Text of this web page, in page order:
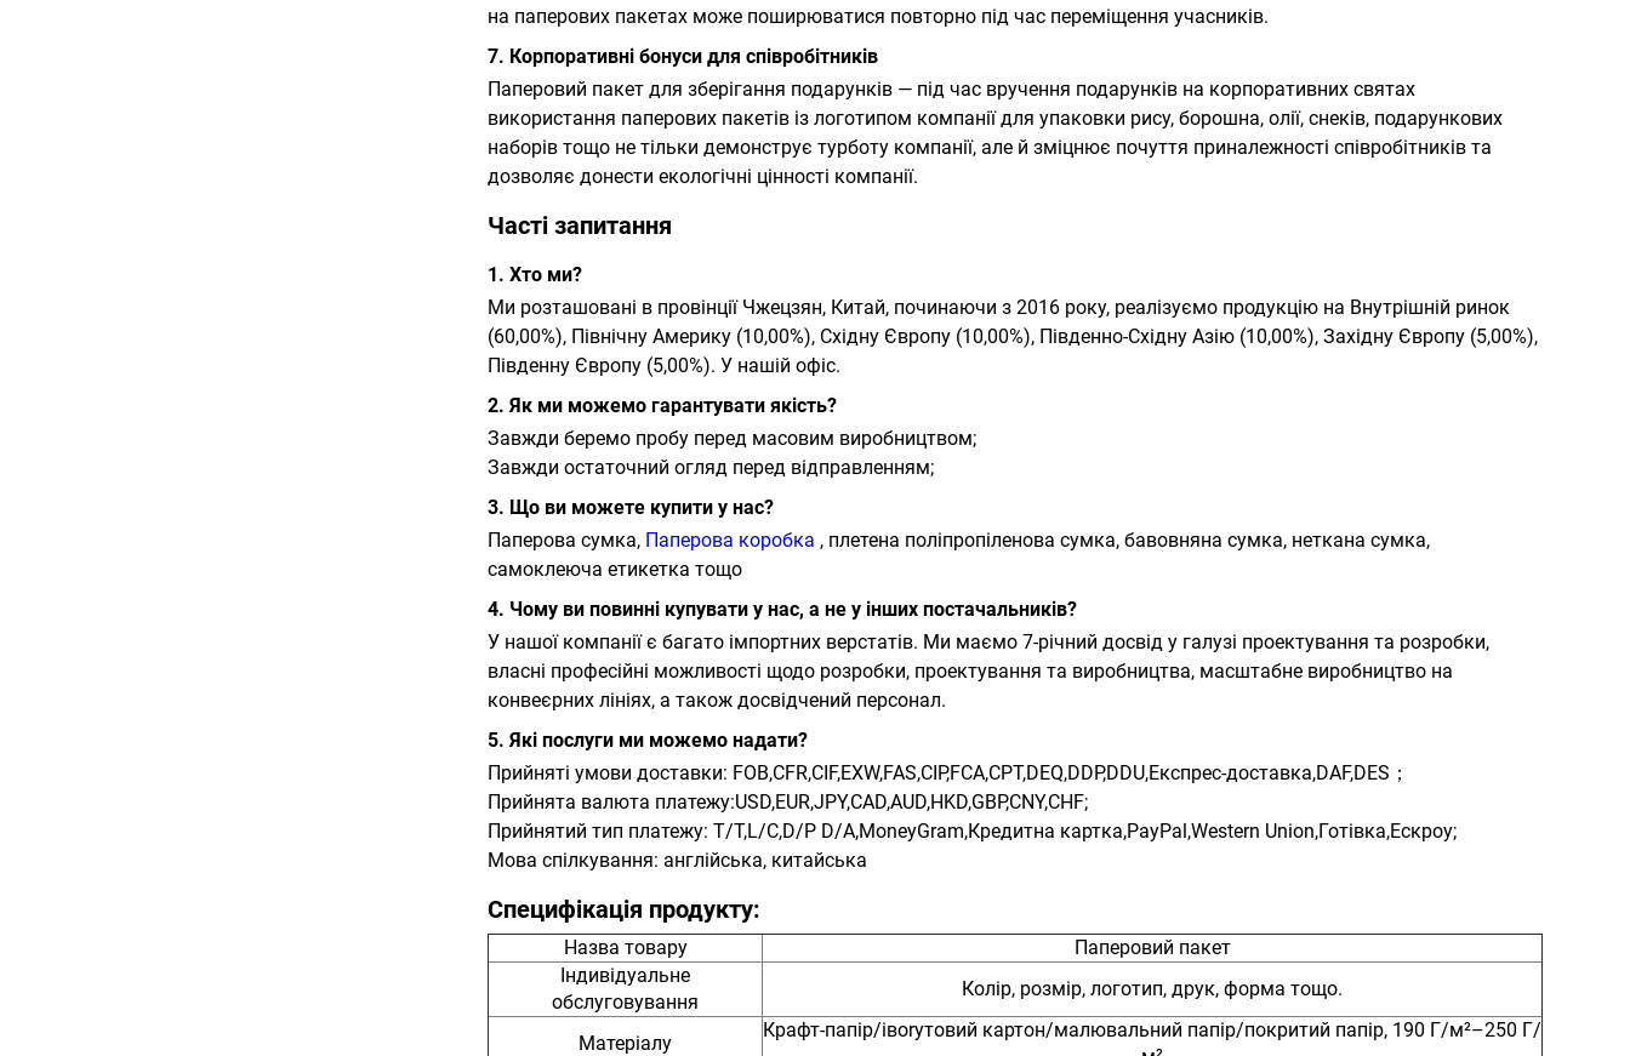
на паперових пакетах може поширюватися повторно під час переміщення учасників.
7. Корпоративні бонуси для співробітників
Паперовий пакет для зберігання подарунків — під час вручення подарунків на корпоративних святах
використання паперових пакетів із логотипом компанії для упаковки рису, борошна, олії, снеків, подарункових
наборів тощо не тільки демонструє турботу компанії, але й зміцнює почуття приналежності співробітників та
дозволяє донести екологічні цінності компанії.
Часті запитання
1. Хто ми?
Ми розташовані в провінції Чжецзян, Китай, починаючи з 2016 року, реалізуємо продукцію на Внутрішній ринок
(60,00%), Північну Америку (10,00%), Східну Європу (10,00%), Південно-Східну Азію (10,00%), Західну Європу (5,00%),
Південну Європу (5,00%). У нашій офіс.
2. Як ми можемо гарантувати якість?
Завжди беремо пробу перед масовим виробництвом;
Завжди остаточний огляд перед відправленням;
3. Що ви можете купити у нас?
Паперова сумка, Паперова коробка , плетена поліпропіленова сумка, бавовняна сумка, неткана сумка,
самоклеюча етикетка тощо
4. Чому ви повинні купувати у нас, а не у інших постачальників?
У нашої компанії є багато імпортних верстатів. Ми маємо 7-річний досвід у галузі проектування та розробки,
власні професійні можливості щодо розробки, проектування та виробництва, масштабне виробництво на
конвеєрних лініях, а також досвідчений персонал.
5. Які послуги ми можемо надати?
Прийняті умови доставки: FOB,CFR,CIF,EXW,FAS,CIP,FCA,CPT,DEQ,DDP,DDU,Експрес-доставка,DAF,DES；
Прийнята валюта платежу:USD,EUR,JPY,CAD,AUD,HKD,GBP,CNY,CHF;
Прийнятий тип платежу: T/T,L/C,D/P D/A,MoneyGram,Кредитна картка,PayPal,Western Union,Готівка,Ескроу;
Мова спілкування: англійська, китайська
Специфікація продукту:
Назва товару
Паперовий пакет
Індивідуальне
обслуговування
Колір, розмір, логотип, друк, форма тощо.
Матеріалу
Крафт-папір/івoryтовий картон/малювальний папір/покритий папір, 190 Г/м²–250 Г/